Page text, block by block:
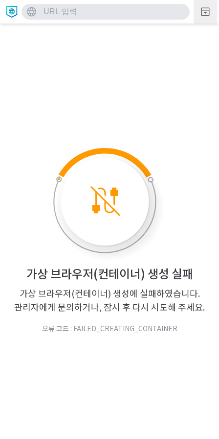
가상 브라우저(컨테이너) 생성 실패
가상 브라우저(컨테이너) 생성에 실패하였습니다.
관리자에게 문의하거나, 잠시 후 다시 시도해 주세요.
오류 코드 : FAILED_CREATING_CONTAINER